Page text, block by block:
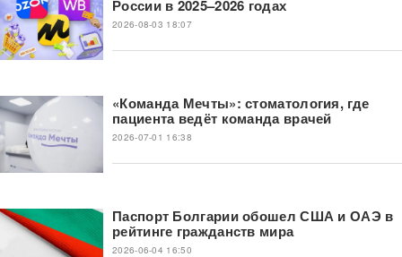
России в 2025–2026 годах
2026-08-03 18:07
«Команда Мечты»: стоматология, где
пациента ведёт команда врачей
2026-07-01 16:38
Паспорт Болгарии обошел США и ОАЭ в
рейтинге гражданств мира
2026-06-04 16:50